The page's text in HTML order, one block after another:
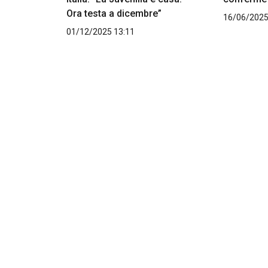
Ora testa a dicembre”
01/12/2025 13:11
16/06/2025